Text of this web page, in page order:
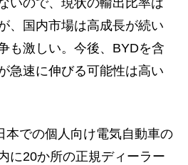
、国内市場は高成長が続い
も激しい。今後、BYDを含
急速に伸びる可能性は高い
での個人向け電気自動車の
に20か所の正規ディーラー